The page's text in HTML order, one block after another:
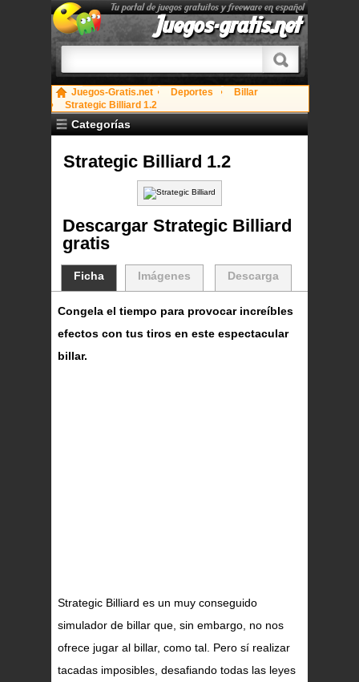
Tu portal de juegos gratuitos y freeware en español
Juegos-gratis.net
Juegos-Gratis.net Deportes
Billar
Strategic Billiard 1.2
Categorías
Strategic Billiard 1.2
Descargar Strategic Billiard
gratis
Descarga
Imágenes
Ficha
Congela el tiempo para provocar increíbles
efectos con tus tiros en este espectacular
billar.
Strategic Billiard es un muy conseguido
simulador de billar que, sin embargo, no nos
ofrece jugar al billar, como tal. Pero sí realizar
tacadas imposibles, desafiando todas las leyes